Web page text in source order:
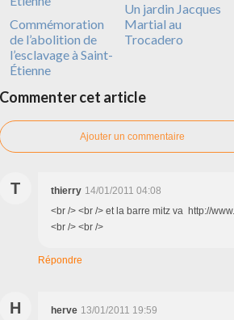
Commémoration
de l’abolition de
l’esclavage à Saint-
Étienne
Un jardin Jacques
Martial au
Trocadero
Commenter cet article
Ajouter un commentaire
T thierry 14/01/2011 04:08
<br /> <br /> et la barre mitz va http://
<br /> <br />
Répondre
H herve 13/01/2011 19:59